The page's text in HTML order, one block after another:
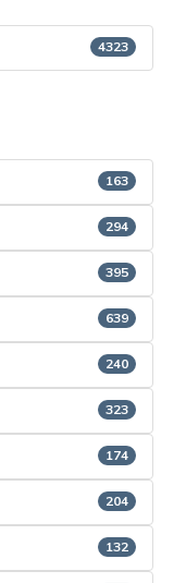
4323
163
294
395
639
240
323
174
204
132